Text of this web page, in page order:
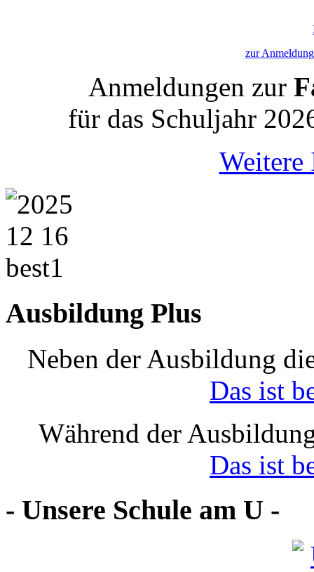
zur
Anmeldungen zur
für das Schuljahr
Weitere
Ausbildung Plus
Neben der Ausbildung
Das ist
Während der
Das ist
- Unsere Schule am U -